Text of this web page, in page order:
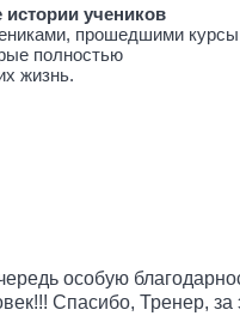
учеников
прошедшими курсы
полностью
жизнь.
особую
Спасибо, Тренер, за